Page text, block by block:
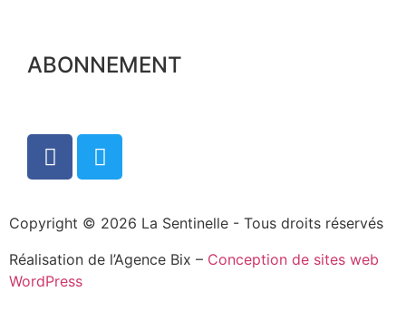
ABONNEMENT
Copyright © 2026 La Sentinelle - Tous droits réservés
Réalisation de l’Agence Bix – Conception de sites web
WordPress